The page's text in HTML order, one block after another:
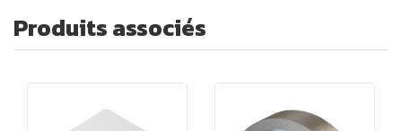
d'éventuels tiraillements.
Produits associés